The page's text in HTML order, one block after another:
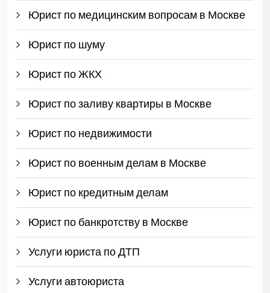
Юрист по медицинским вопросам в Москве
Юрист по шуму
Юрист по ЖКХ
Юрист по заливу квартиры в Москве
Юрист по недвижимости
Юрист по военным делам в Москве
Юрист по кредитным делам
Юрист по банкротству в Москве
Услуги юриста по ДТП
Услуги автоюриста